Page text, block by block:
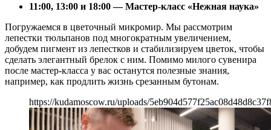
11:00, 13:00 и 18:00 — Мастер-класс «Нежная наука»
Погружаемся в цветочный микромир. Мы рассмотрим
лепестки тюльпанов под многократным увеличением,
добудем пигмент из лепестков и стабилизируем цветок, чтобы
сделать элегантный брелок с ним. Помимо милого сувенира
после мастер-класса у вас останутся полезные знания,
например, как продлить жизнь срезанным бутонам.
https://kudamoscow.ru/uploads/